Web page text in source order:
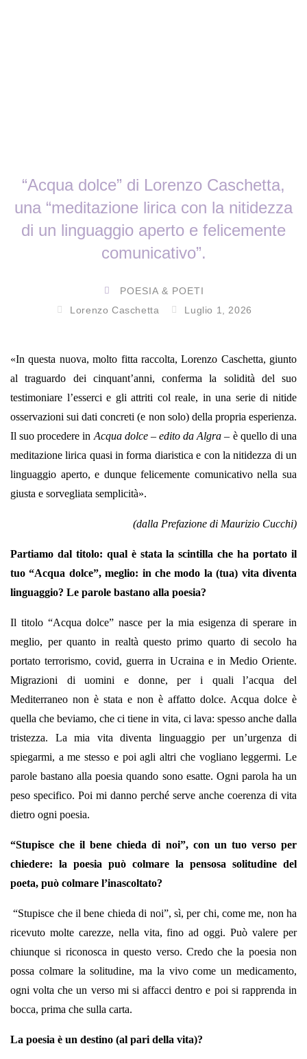
“Acqua dolce” di Lorenzo Caschetta,
una “meditazione lirica con la nitidezza
di un linguaggio aperto e felicemente
comunicativo”.
POESIA & POETI
Lorenzo Caschetta
Luglio 1, 2026
«In questa nuova, molto fitta raccolta, Lorenzo Caschetta, giunto
al traguardo dei cinquant’anni, conferma la solidità del suo
testimoniare l’esserci e gli attriti col reale, in una serie di nitide
osservazioni sui dati concreti (e non solo) della propria esperienza.
Il suo procedere in Acqua dolce – edito da Algra – è quello di una
meditazione lirica quasi in forma diaristica e con la nitidezza di un
linguaggio aperto, e dunque felicemente comunicativo nella sua
giusta e sorvegliata semplicità».
(dalla Prefazione di Maurizio Cucchi)
Partiamo dal titolo: qual è stata la scintilla che ha portato il
tuo “Acqua dolce”, meglio: in che modo la (tua) vita diventa
linguaggio? Le parole bastano alla poesia?
Il titolo “Acqua dolce” nasce per la mia esigenza di sperare in
meglio, per quanto in realtà questo primo quarto di secolo ha
portato terrorismo, covid, guerra in Ucraina e in Medio Oriente.
Migrazioni di uomini e donne, per i quali l’acqua del
Mediterraneo non è stata e non è affatto dolce. Acqua dolce è
quella che beviamo, che ci tiene in vita, ci lava: spesso anche dalla
tristezza. La mia vita diventa linguaggio per un’urgenza di
spiegarmi, a me stesso e poi agli altri che vogliano leggermi. Le
parole bastano alla poesia quando sono esatte. Ogni parola ha un
peso specifico. Poi mi danno perché serve anche coerenza di vita
dietro ogni poesia.
“Stupisce che il bene chieda di noi”, con un tuo verso per
chiedere: la poesia può colmare la pensosa solitudine del
poeta, può colmare l’inascoltato?
“Stupisce che il bene chieda di noi”, sì, per chi, come me, non ha
ricevuto molte carezze, nella vita, fino ad oggi. Può valere per
chiunque si riconosca in questo verso. Credo che la poesia non
possa colmare la solitudine, ma la vivo come un medicamento,
ogni volta che un verso mi si affacci dentro e poi si rapprenda in
bocca, prima che sulla carta.
La poesia è un destino (al pari della vita)?